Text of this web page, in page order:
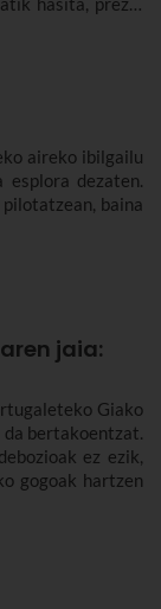
aireko ibilgailu
esplora dezaten.
baina
jaia:
Giako
bertakoentzat.
ez ezik,
gogoak hartzen